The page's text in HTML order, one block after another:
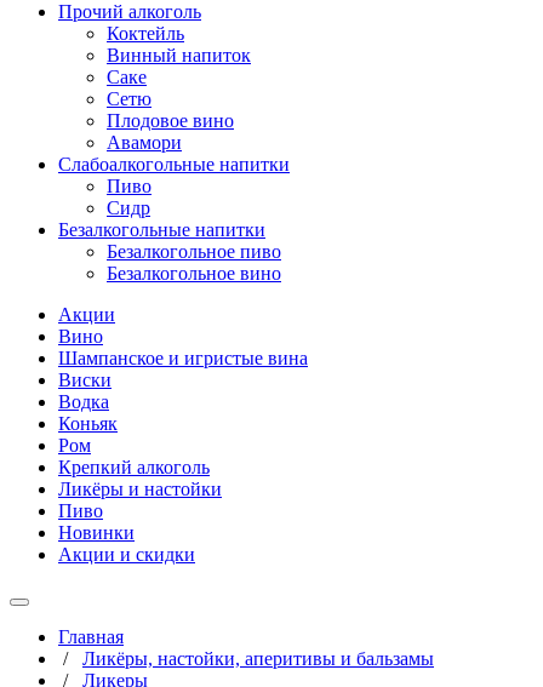
Прочий алкоголь
Коктейль
Винный напиток
Саке
Сетю
Плодовое вино
Авамори
Слабоалкогольные напитки
Пиво
Сидр
Безалкогольные напитки
Безалкогольное пиво
Безалкогольное вино
Акции
Вино
Шампанское и игристые вина
Виски
Водка
Коньяк
Ром
Крепкий алкоголь
Ликёры и настойки
Пиво
Новинки
Акции и скидки
Главная
/ Ликёры, настойки, аперитивы и бальзамы
/ Ликеры